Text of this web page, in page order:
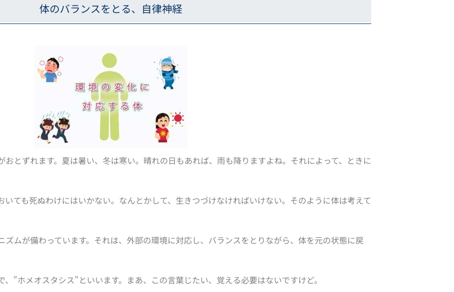
体のバランスをとる、自律神経
おとずれます。夏は暑い、冬は寒い。晴れの日もあれば、雨も降りますよね。それによって、ときに
ても死ぬわけにはいかない。なんとかして、生きつづけなければいけない。そのように体は考えて
ムが備わっています。それは、外部の環境に対応し、バランスをとりながら、体を元の状態に戻
”ホメオスタシス”といいます。まあ、この言葉じたい、覚える必要はないですけど。